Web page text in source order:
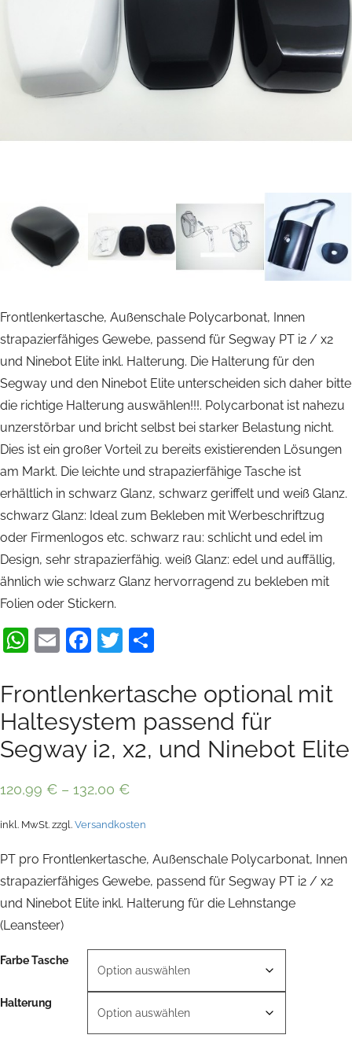
Frontlenkertasche, Außenschale Polycarbonat, Innen
strapazierfähiges Gewebe, passend für Segway PT i2 / x2
und Ninebot Elite inkl. Halterung. Die Halterung für den
Segway und den Ninebot Elite unterscheiden sich daher bitte
die richtige Halterung auswählen!!!. Polycarbonat ist nahezu
unzerstörbar und bricht selbst bei starker Belastung nicht.
Dies ist ein großer Vorteil zu bereits existierenden Lösungen
am Markt. Die leichte und strapazierfähige Tasche ist
erhältlich in schwarz Glanz, schwarz geriffelt und weiß Glanz.
schwarz Glanz: Ideal zum Bekleben mit Werbeschriftzug
oder Firmenlogos etc. schwarz rau: schlicht und edel im
Design, sehr strapazierfähig. weiß Glanz: edel und auffällig,
ähnlich wie schwarz Glanz hervorragend zu bekleben mit
Folien oder Stickern.
WhatsApp
EmailFacebook
Twitter
Frontlenkertasche optional mit
Haltesystem passend für
Segway i2, x2, und Ninebot Elite
120,99 € – 132,00 €
inkl. MwSt. zzgl. Versandkosten
PT pro Frontlenkertasche, Außenschale Polycarbonat, Innen
strapazierfähiges Gewebe, passend für Segway PT i2 / x2
und Ninebot Elite inkl. Halterung für die Lehnstange
(Leansteer)
Farbe Tasche
Halterung